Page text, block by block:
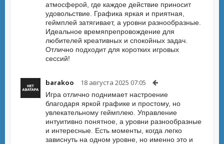
атмосферой, где каждое действие приносит
удовольствие. Графика яркая и приятная,
геймплей затягивает, а уровни разнообразные.
Идеальное времяпрепровождение для
любителей креативных и спокойных задач.
Отлично подходит для коротких игровых
сессий!
barakoo 18 августа 2025 07:05
Игра отлично поднимает настроение
благодаря яркой графике и простому, но
увлекательному геймплею. Управление
интуитивно понятное, а уровни разнообразные
и интересные. Есть моменты, когда легко
зависнуть на одном уровне, но именно это и